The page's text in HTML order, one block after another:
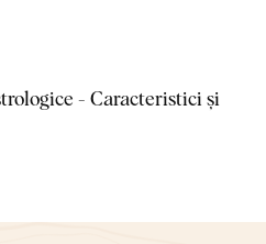
- Caracteristici și